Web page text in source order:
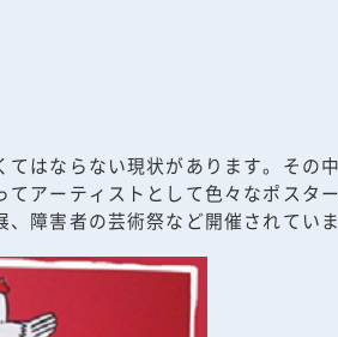
はならない現状があります。その
アーティストとして色々なポスタ
障害者の芸術祭など開催されていま